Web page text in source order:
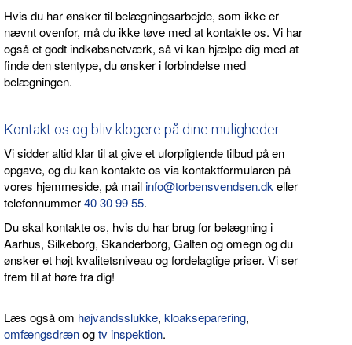
Hvis du har ønsker til belægningsarbejde, som ikke er
nævnt ovenfor, må du ikke tøve med at kontakte os. Vi har
også et godt indkøbsnetværk, så vi kan hjælpe dig med at
finde den stentype, du ønsker i forbindelse med
belægningen.
Kontakt os og bliv klogere på dine muligheder
Vi sidder altid klar til at give et uforpligtende tilbud på en
opgave, og du kan kontakte os via kontaktformularen på
vores hjemmeside, på mailinfo@torbensvendsen.dk eller
telefonnummer40 30 99 55.
Du skal kontakte os, hvis du har brug for belægning i
Aarhus, Silkeborg, Skanderborg, Galten og omegn og du
ønsker et højt kvalitetsniveau og fordelagtige priser. Vi ser
frem til at høre fra dig!
Læs også om højvandsslukke, kloakseparering,
omfængsdrænogtv inspektion.